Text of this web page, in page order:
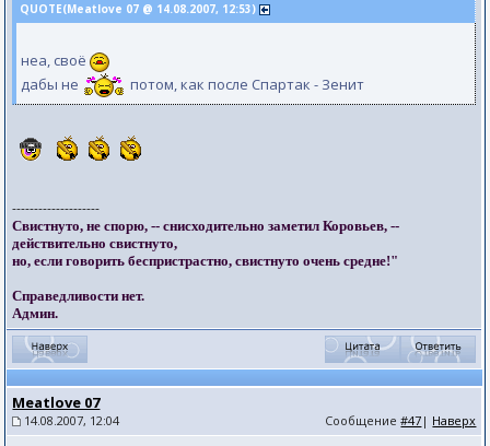
QUOTE(Meatlove 07 @ 14.08.2007, 12:53)
неа, своё
дабы не
потом, как после Спартак - Зенит
--------------------
Свистнуто, не спорю, -- снисходительно заметил Коровьев, --
действительно свистнуто,
но, если говорить беспристрастно, свистнуто очень средне!"
Справедливости нет.
Админ.
Meatlove 07
14.08.2007, 12:04 Сообщение#47 | Наверх